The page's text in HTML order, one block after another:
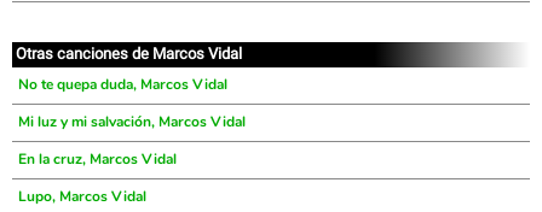
Otras canciones de Marcos Vidal
No te quepa duda, Marcos Vidal
Mi luz y mi salvación, Marcos Vidal
En la cruz, Marcos Vidal
Lupo, Marcos Vidal